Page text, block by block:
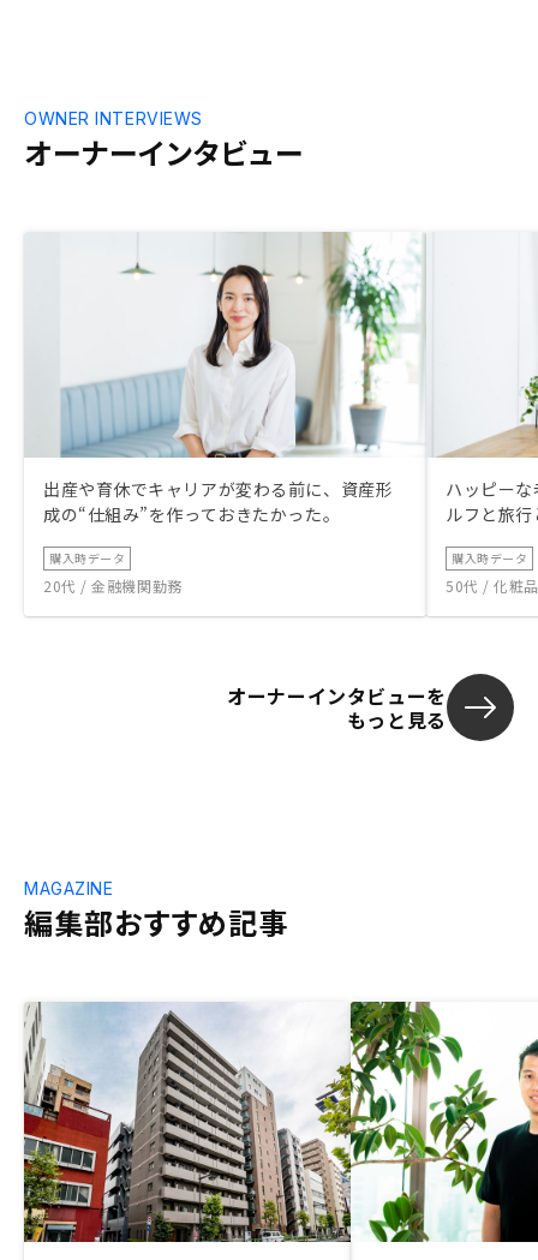
オーナーインタビュー
OWNER INTERVIEWS
出産や育休でキャリアが変わる前に、資産形
成の“仕組み”を作っておきたかった。
購入時データ
20代 / 金融機関勤務
ハッピー
ルフと旅
購入時データ
50代 / 化粧
オーナーインタビューを
もっと見る
編集部おすすめ記事
MAGAZINE